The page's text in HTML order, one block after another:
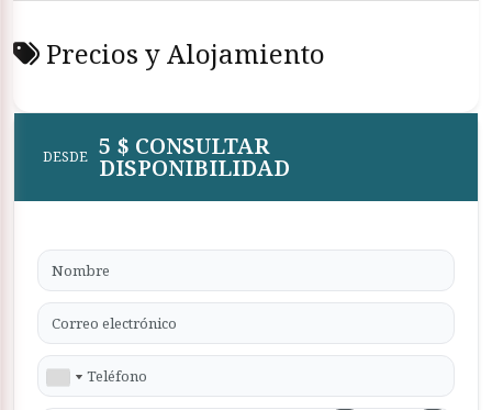
Alejandría. La reserva con ETB Tours te hace seguro y
existe la capacidad de ir a cualquier lugar con mucha
seguridad y comodidad
Precios y Alojamiento
DESDE 5 $ CONSULTAR
DISPONIBILIDAD